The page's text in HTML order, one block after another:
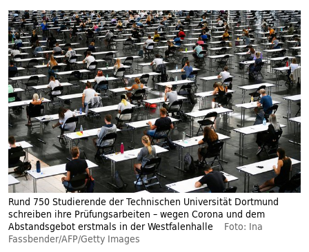
Rund 750 Studierende der Technischen Universität Dortmund
schreiben ihre Prüfungsarbeiten – wegen Corona und dem
Abstandsgebot erstmals in der Westfalenhalle Foto: Ina
Fassbender/AFP/Getty Images